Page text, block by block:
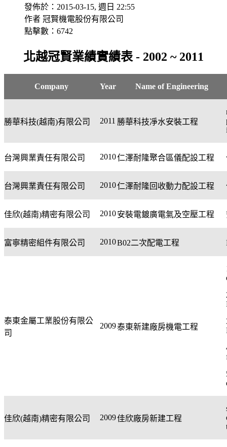
發佈於：2015-03-15, 週日 22:55
作者 冠賢機電股份有限公司
點擊數：6742
北越冠賢業績實績表 - 2002 ~ 2011
Company Year Name of Engineering
勝華科技(越南)有限公司 2011 勝華科技凈水安裝工程
台灣興業責任有限公司 2010仁澤耐隆聚合區儀配設工程
台灣興業責任有限公司 2010仁澤耐隆回收動力配設工程
佳欣(越南)精密有限公司 2010 安裝電鍍廣電氣及空壓工程
富寧精密組件有限公司 2010B02二次配電工程
泰東金屬工業股份有限公
司
2009泰東新建廠房機電工程
佳欣(越南)精密有限公司 2009佳欣廠房新建工程